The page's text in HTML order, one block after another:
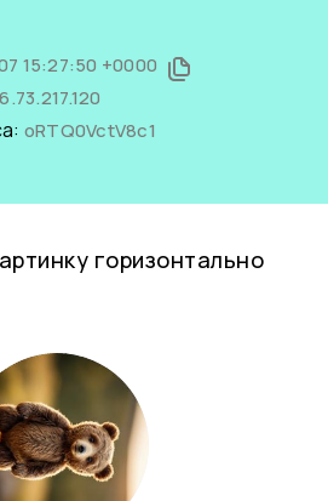
15:27:50 +0000
oRTQ0VctV8c1
горизонтально